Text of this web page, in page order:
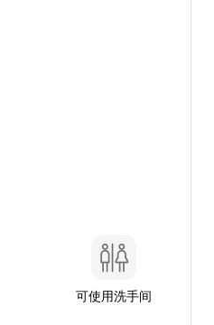
可使用洗手间